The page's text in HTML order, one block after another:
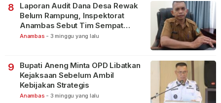
8
Laporan Audit Dana Desa Rewak
Belum Rampung, Inspektorat
Anambas Sebut Tim Sempat
Terbagi Tangani Kasus Lain
Anambas - 3 minggu yang lalu
9
Bupati Aneng Minta OPD Libatkan
Kejaksaan Sebelum Ambil
Kebijakan Strategis
Anambas - 3 minggu yang lalu